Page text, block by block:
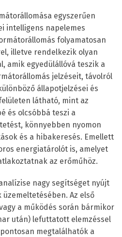
egyszerűen
intelligens napelemes
folyamatosan
illetve rendelkezik olyan
amik egyedülállóvá teszik a
jelzéseit, távolról
állapotjelzései és
látható, mint az
és olcsóbbá teszi a
könnyebben nyomon
és a hibakeresés. Emellett
energiatárolót is, amelyet
az erőműhöz.
nagy segítséget nyújt
Az első
a működés során bármikor
után) lefuttatott elemzéssel
megtalálhatók a